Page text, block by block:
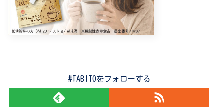
#TABITOをフォローする